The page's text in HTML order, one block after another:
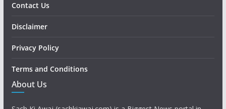
Contact Us
Disclaimer
Privacy Policy
Terms and Conditions
About Us